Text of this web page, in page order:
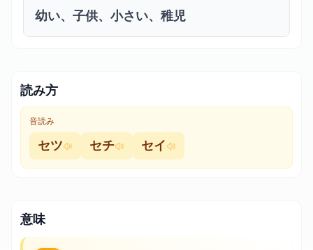
幼い、子供、小さい、稚児
読み方
音読み
セツ セチ セイ
意味